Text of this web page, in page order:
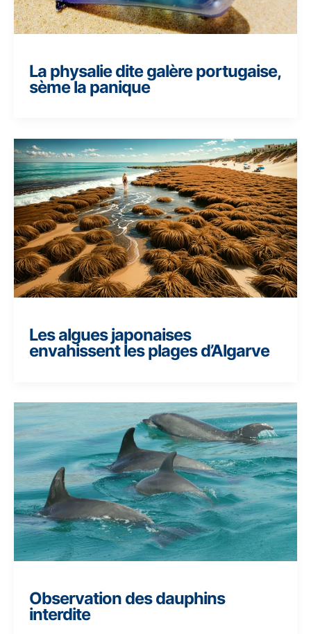
La physalie dite galère portugaise,
sème la panique
Les algues japonaises
envahissent les plages d’Algarve
Observation des dauphins
interdite